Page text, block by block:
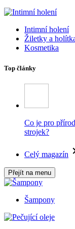
Intimní holení
Žiletky a
Kosmetika
Top články
Co je pro
strojek?
Celý magazín
Přejít na menu
Šampony